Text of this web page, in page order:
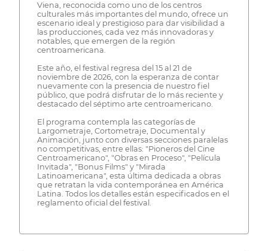
Viena, reconocida como uno de los centros
culturales más importantes del mundo, ofrece un
escenario ideal y prestigioso para dar visibilidad a
las producciones, cada vez más innovadoras y
notables, que emergen de la región
centroamericana.
Este año, el festival regresa del 15 al 21 de
noviembre de 2026, con la esperanza de contar
nuevamente con la presencia de nuestro fiel
público, que podrá disfrutar de lo más reciente y
destacado del séptimo arte centroamericano.
El programa contempla las categorías de
Largometraje, Cortometraje, Documental y
Animación, junto con diversas secciones paralelas
no competitivas, entre ellas: "Pioneros del Cine
Centroamericano", "Obras en Proceso", "Película
Invitada", "Bonus Films" y "Mirada
Latinoamericana", esta última dedicada a obras
que retratan la vida contemporánea en América
Latina. Todos los detalles están especificados en el
reglamento oficial del festival.